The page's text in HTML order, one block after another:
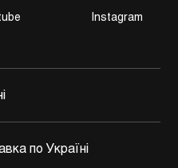
Instagram
по Україні